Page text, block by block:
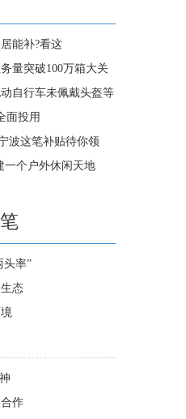
能补?看这
量突破100万箱大关
自行车未佩戴头盔等
面投用
波这笔补贴待你领
一个户外休闲天地
头率”
态
作